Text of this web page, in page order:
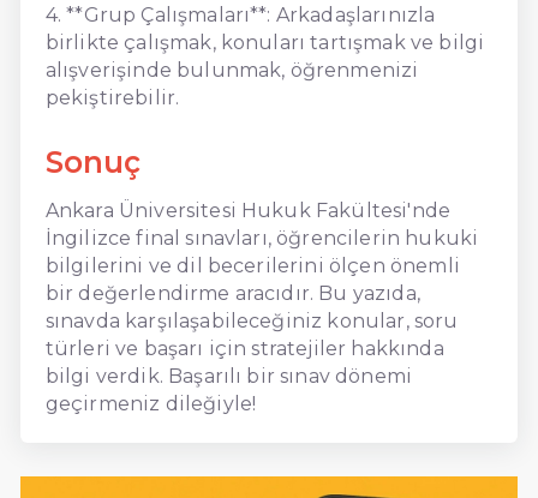
4. **Grup Çalışmaları**: Arkadaşlarınızla
birlikte çalışmak, konuları tartışmak ve bilgi
alışverişinde bulunmak, öğrenmenizi
pekiştirebilir.
Sonuç
Ankara Üniversitesi Hukuk Fakültesi'nde
İngilizce final sınavları, öğrencilerin hukuki
bilgilerini ve dil becerilerini ölçen önemli
bir değerlendirme aracıdır. Bu yazıda,
sınavda karşılaşabileceğiniz konular, soru
türleri ve başarı için stratejiler hakkında
bilgi verdik. Başarılı bir sınav dönemi
geçirmeniz dileğiyle!